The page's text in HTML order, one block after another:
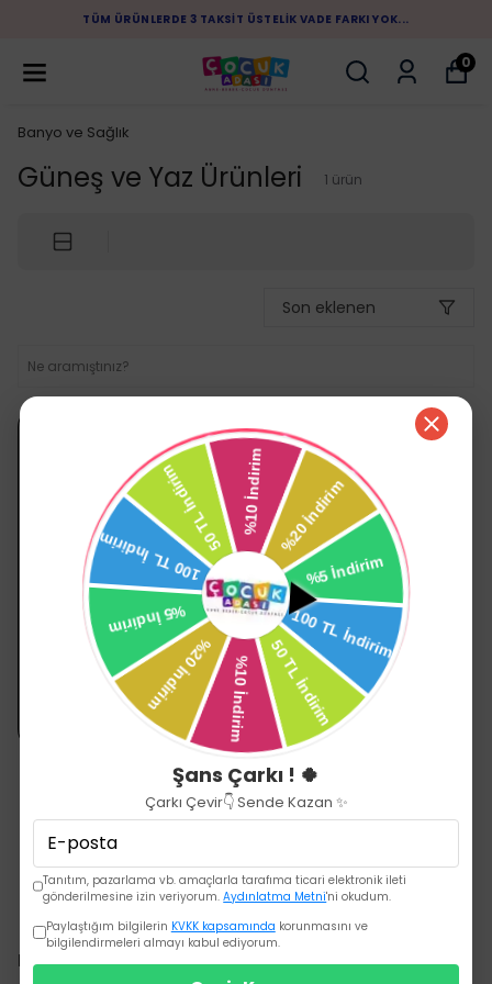
VADE FARKI YOK... 1.500 TL ÜZERİ
0
Banyo ve Sağlık
Güneş ve Yaz Ürünleri 1 ürün
Son eklenen
SEPETE EKLE
BABYJEM FIRÇA TARAK SETİ DOĞAL KIL FIRÇA SETİ MAVİ
₺ 299.00
Kurumsal
Şans Çarkı ! 🍀
Çarkı Çevir👇 Sende Kazan ✨
Tanıtım, pazarlama vb. amaçlarla tarafıma ticari elektronik ileti
gönderilmesine izin veriyorum.Aydınlatma Metni'ni okudum.
Paylaştığım bilgilerin KVKK kapsamında korunmasını ve
bilgilendirmeleri almayı kabul ediyorum.